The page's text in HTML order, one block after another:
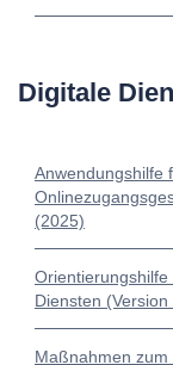
Digitale
Anwendungshilfe
(2025)
Diensten
Maßnahmen